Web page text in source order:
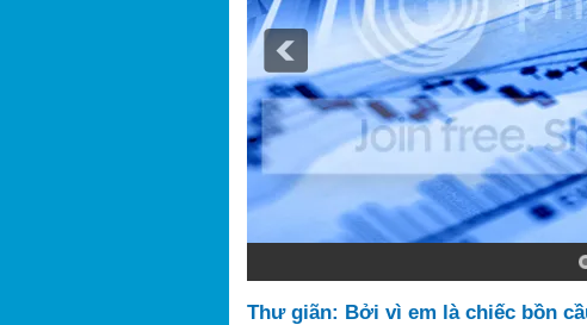
Thư giãn: Bởi vì em là chiếc bồn